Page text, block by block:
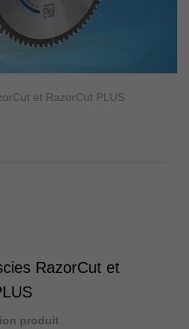
et RazorCut PLUS
RazorCut et
produit